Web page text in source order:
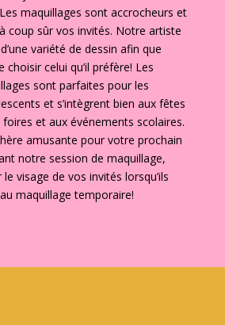
maquillages sont accrocheurs et
coup sûr vos invités. Notre artiste
variété de dessin afin que
celui qu’il préfère! Les
sont parfaites pour les
et s’intègrent bien aux fêtes
foires et aux événements scolaires.
amusante pour votre prochain
notre session de maquillage,
le visage de vos invités lorsqu’ils
maquillage temporaire!